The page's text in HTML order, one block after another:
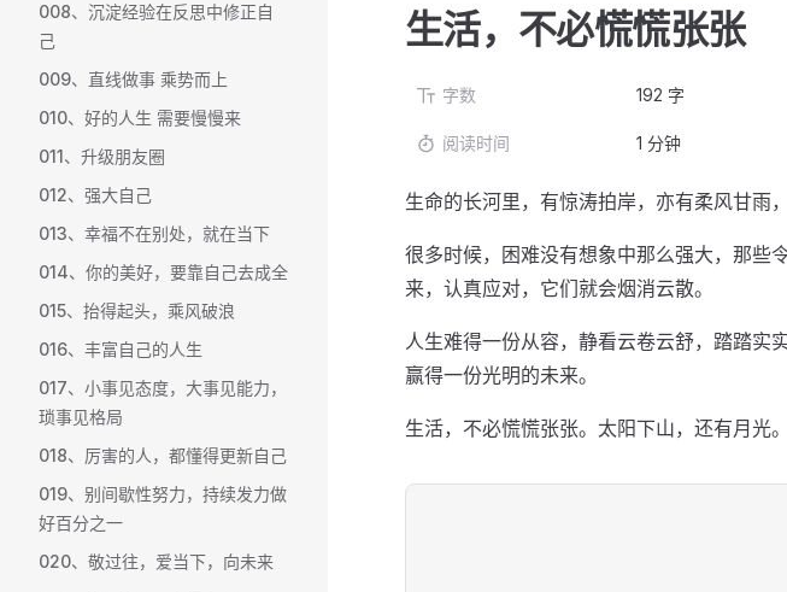
008、沉淀经验在反思中修正自
己
009、直线做事 乘势而上
010、好的人生 需要慢慢来
011、升级朋友圈
012、强大自己
013、幸福不在别处，就在当下
014、你的美好，要靠自己去成全
015、抬得起头，乘风破浪
016、丰富自己的人生
017、小事见态度，大事见能力，
琐事见格局
018、厉害的人，都懂得更新自己
019、别间歇性努力，持续发力做
好百分之一
020、敬过往，爱当下，向未来
生活，不必慌慌张张
字数 192 字
阅读时间 1 分钟
生命的长河里，有惊涛拍岸，亦有柔风甘雨
很多时候，困难没有想象中那么强大，那些
来，认真应对，它们就会烟消云散。
人生难得一份从容，静看云卷云舒，踏踏实
赢得一份光明的未来。
生活，不必慌慌张张。太阳下山，还有月光